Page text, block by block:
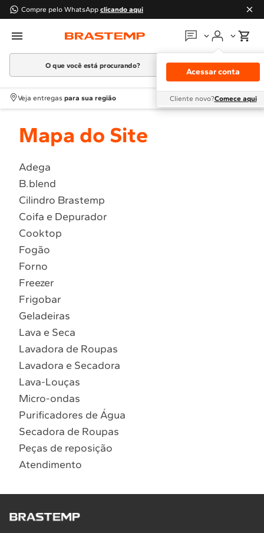
Compre pelo WhatsApp clicando aqui
Em que podemos ajudar?
Atendimento Brastemp
Localizar assistência técnica
Acessar conta
Cliente novo?Comece aqui
O que você está procurando?
Termos mais buscados
1º Geladeira
2
Fogao
4 º Lava Louça
5 º Cooktop
6º Microondas Brastemp
7º Forno
8º Embutir
9º Lava Seca
Veja entregas para sua região
Mapa do Site
Adega
B.blend
Cilindro Brastemp
Coifa e Depurador
Cooktop
Fogão
Forno
Freezer
Frigobar
Geladeiras
Lava e Seca
Lavadora de Roupas
Lavadora e Secadora
Lava-Louças
Micro-ondas
Purificadores de Água
Secadora de Roupas
Peças de reposição
Atendimento